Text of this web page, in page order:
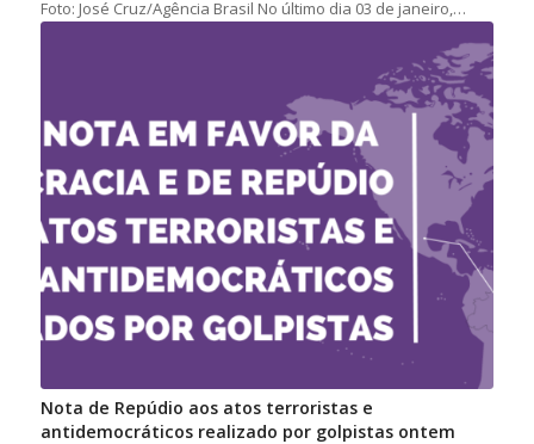
Foto: José Cruz/Agência Brasil No último dia 03 de janeiro,…
Nota de Repúdio aos atos terroristas e
antidemocráticos realizado por golpistas ontem